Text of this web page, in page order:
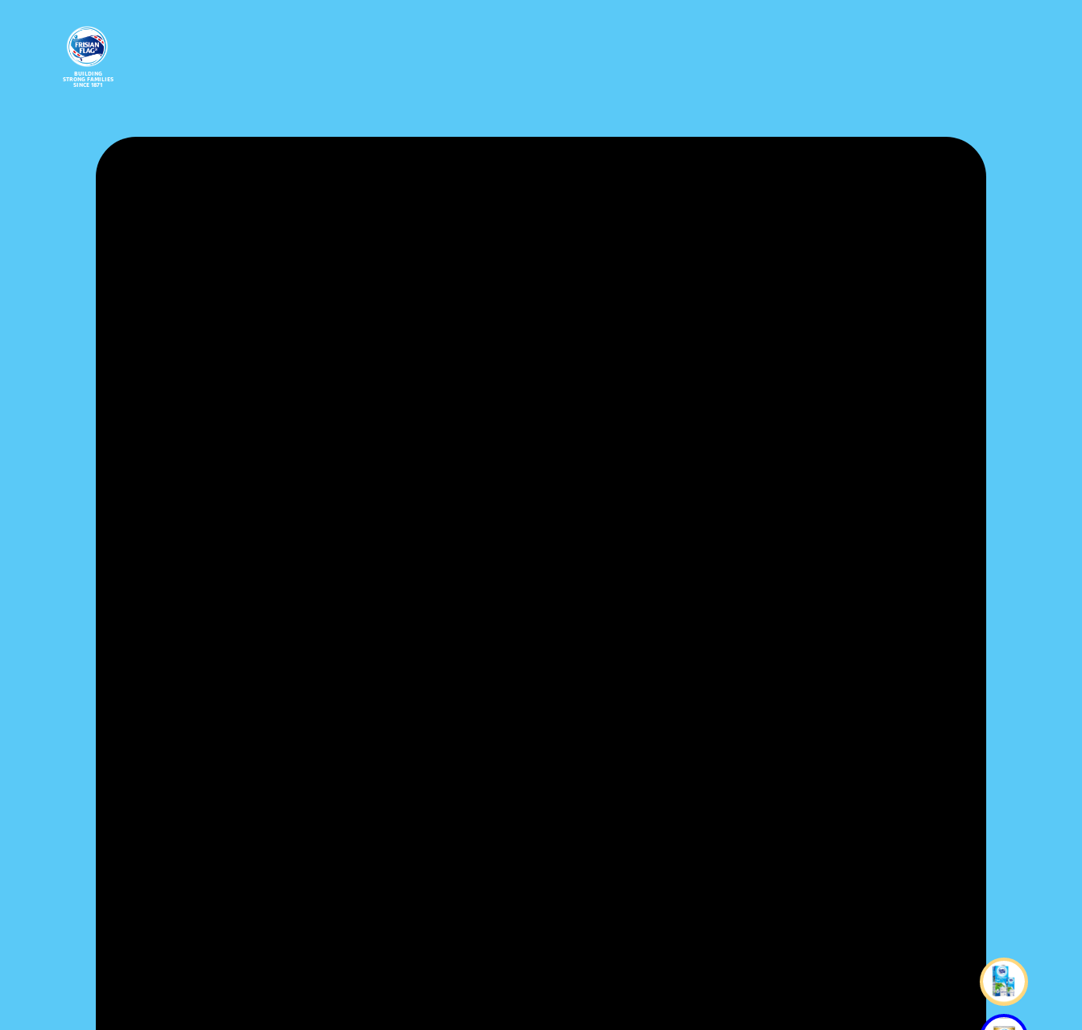
BUILDING
STRONG FAMILIES
SINCE 1871